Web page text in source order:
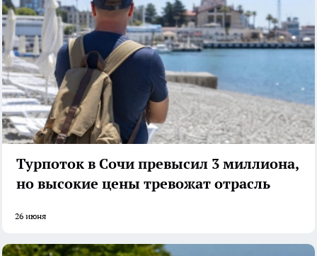
Турпоток в Сочи превысил 3 миллиона,
но высокие цены тревожат отрасль
26 июня